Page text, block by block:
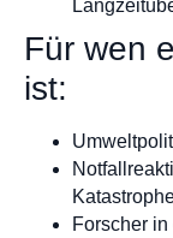
Für wen
ist:
Forscher